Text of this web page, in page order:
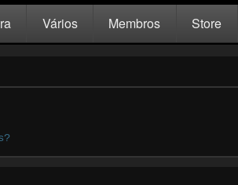
Vários Membros Store